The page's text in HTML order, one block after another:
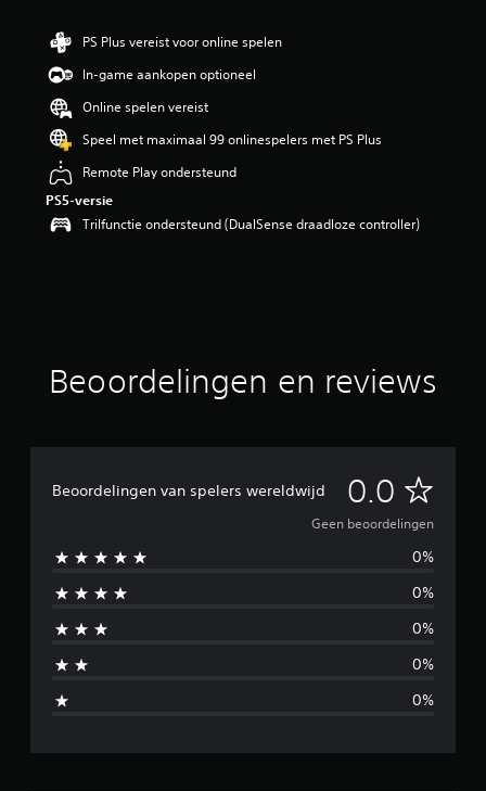
e
PS Plus vereist voor online spelen
In-game aankopen optioneel
Online spelen vereist
Speel met maximaal 99 onlinespelers met PS Plus
Remote Play ondersteund
PS5-versie
Trilfunctie ondersteund (DualSense draadloze controller)
Beoordelingen en reviews
Beoordelingen van spelers wereldwijd 0.0 G
e
e
n
e
Geen beoordelingen
0%
0%
0%
0%
0%